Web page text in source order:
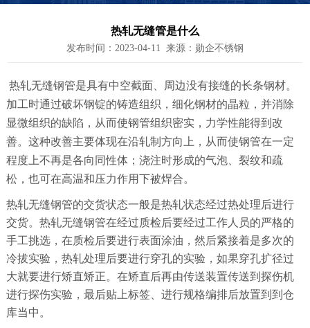
热轧无缝管是什么
发布时间：2023-04-11 来源：勋企不锈钢
热轧无缝钢管是具有中空截面、周边没有接缝的长条钢材。
加工时通过破坏钢锭的铸造组织，细化钢材的晶粒，并消除
显微组织的缺陷，从而使钢管组织密实，力学性能得到改
善。这种改善主要体现在沿轧制方向上，从而使钢管在一定
程度上不再是各向同性体；浇注时形成的气泡、裂纹和疏
松，也可在高温和压力作用下被焊合。
热轧无缝钢管的交货状态一般是热轧状态经过热处理后进行
交货。热轧无缝钢管在经过质检后要经过工作人员的严格的
手工挑选，在质检后要进行表面涂油，然后紧接着是多次的
冷拔实验，热轧处理后要进行穿孔的实验，如果穿孔扩径过
大就要进行矫直矫正。在矫直后再由传送装置传送到探伤机
进行探伤实验，最后贴上标签、进行规格编排后放置到到仓
库当中。